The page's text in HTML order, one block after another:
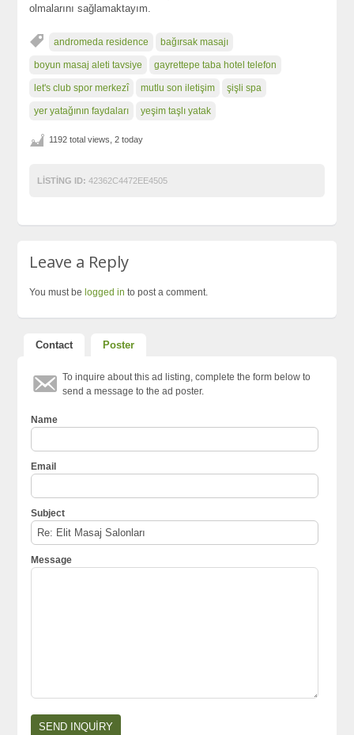
olmalarını sağlamaktayım.
andromeda residence bağırsak masajı
boyun masaj aleti tavsiye gayrettepe taba hotel telefon
let's club spor merkezî mutlu son iletişim şişli spa
yer yatağının faydaları yeşim taşlı yatak
1192 total views, 2 today
LISTING ID: 42362C4472EE4505
Leave a Reply
You must belogged in to post a comment.
Contact Poster
To inquire about this ad listing, complete the form below to
send a message to the ad poster.
Name
Email
Subject
Message